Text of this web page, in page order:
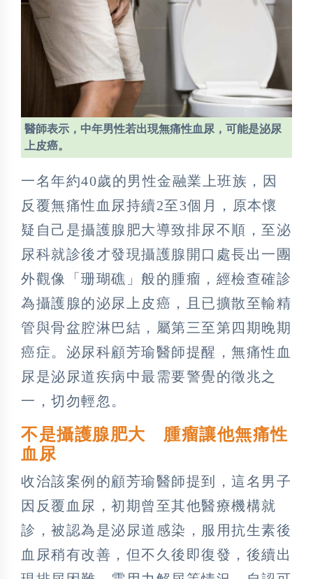
醫師表示，中年男性若出現無痛性血尿，可能是泌尿
上皮癌。
一名年約40歲的男性金融業上班族，因
反覆無痛性血尿持續2至3個月，原本懷
疑自己是攝護腺肥大導致排尿不順，至泌
尿科就診後才發現攝護腺開口處長出一團
外觀像「珊瑚礁」般的腫瘤，經檢查確診
為攝護腺的泌尿上皮癌，且已擴散至輸精
管與骨盆腔淋巴結，屬第三至第四期晚期
癌症。泌尿科顧芳瑜醫師提醒，無痛性血
尿是泌尿道疾病中最需要警覺的徵兆之
一，切勿輕忽。
不是攝護腺肥大 腫瘤讓他無痛性
血尿
收治該案例的顧芳瑜醫師提到，這名男子
因反覆血尿，初期曾至其他醫療機構就
診，被認為是泌尿道感染，服用抗生素後
血尿稍有改善，但不久後即復發，後續出